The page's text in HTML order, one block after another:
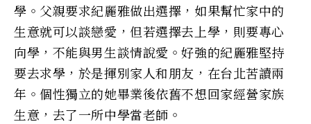
學。父親要求紀麗雅做出選擇，如果幫忙家中的
生意就可以談戀愛，但若選擇去上學，則要專心
向學，不能與男生談情說愛。好強的紀麗雅堅持
要去求學，於是揮別家人和朋友，在台北苦讀兩
年。個性獨立的她畢業後依舊不想回家經營家族
生意，去了一所中學當老師。